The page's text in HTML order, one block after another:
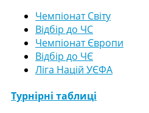
Чемпіонат Світу
Відбір до ЧС
Чемпіонат Європи
Відбір до ЧЄ
Ліга Націй УЄФА
Турнірні таблиці